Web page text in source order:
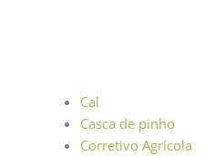
Cal
Casca de pinho
Corretivo Agrícola